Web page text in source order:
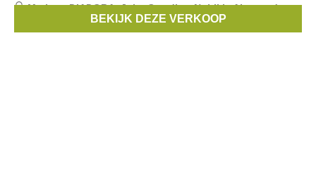
Merken:DIADORA,John Smedley,Nubikk,Alessandro
MC2 Saint Barth, ...
BEKIJK DEZE VERKOOP